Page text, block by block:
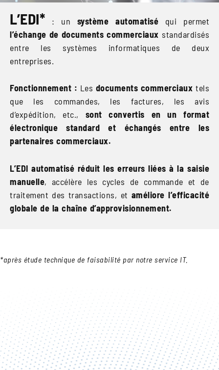
L’EDI* : un système automatisé qui permet
l’échange de documents commerciaux standardisés
entre les systèmes informatiques de deux
entreprises.
Fonctionnement : Les documents commerciauxtels
que les commandes, les factures, les avis
d’expédition, etc., sont convertis en un format
électronique standard et échangés entre les
partenaires commerciaux.
L’EDI automatisé réduit les erreurs liées à la saisie
manuelle, accélère les cycles de commande et de
traitement des transactions, et améliore l’efficacité
globale de la chaîne d’approvisionnement.
*après étude technique de faisabilité par notre service IT.